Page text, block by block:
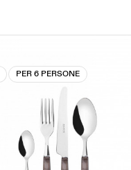
PER 6 PERSONE